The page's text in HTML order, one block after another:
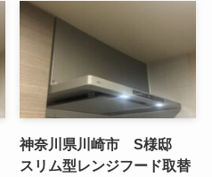
神奈川県川崎市 S様邸
スリム型レンジフード取替